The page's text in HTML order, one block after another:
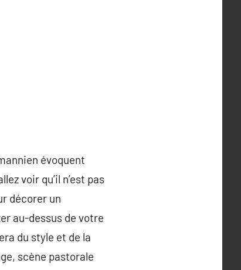
évoquent
voir qu’il n’est pas
décorer un
au-dessus de votre
du style et de la
scène pastorale